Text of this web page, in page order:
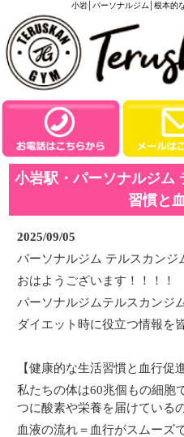
小岩│パーソナルジム│根本的
小岩駅・パーソナルジム
習慣と
2025/09/05
パーソナルジム テルスカンジ
おはようございます！！！！
パーソナルジムテルスカンジ
ダイエット時に役立つ情報を
【健康的な生活習慣と血行促
私たちの体は60兆個もの細胞
つに酸素や栄養を届けている
血液の流れ＝血行がスムーズ